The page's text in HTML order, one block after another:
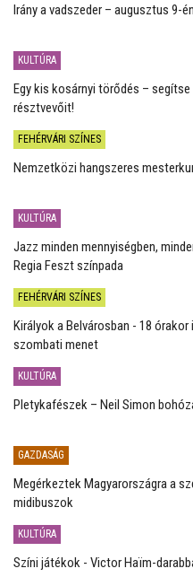
Irány a vadszeder – augusztus 9-
KULTÚRA
Egy kis kosárnyi törődés –
résztvevőit!
FEHÉRVÁRI SZÍNES
Nemzetközi hangszeres
KULTÚRA
Jazz minden mennyiségben,
Regia Feszt színpada
FEHÉRVÁRI SZÍNES
Királyok a Belvárosban - 18
szombati menet
KULTÚRA
Pletykafészek – Neil Simon
GAZDASÁG
Megérkeztek Magyarországra a
midibuszok
KULTÚRA
Színi játékok - Victor Haïm-